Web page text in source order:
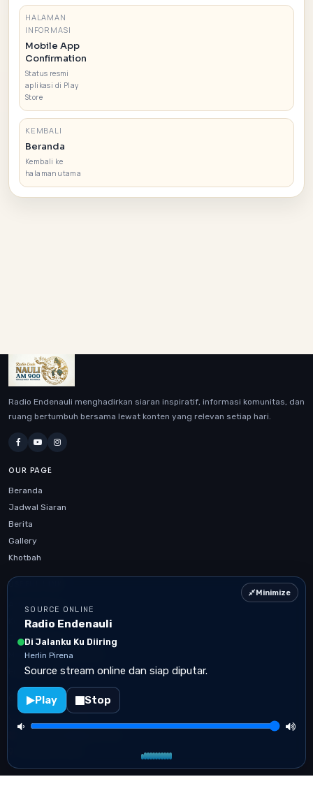
HALAMAN
INFORMASI
Mobile App
Confirmation
Status resmi
aplikasi di Play
Store
KEMBALI
Beranda
Kembali ke
halaman utama
Radio Endenauli menghadirkan siaran inspiratif, informasi komunitas, dan
ruang bertumbuh bersama lewat konten yang relevan setiap hari.
OUR PAGE
Beranda
Jadwal Siaran
Berita
Gallery
Khotbah
USEFUL LINK
Kontak
Jadwal Siaran
Mobile App Confirmation
Privacy Policy
CONTACT US
Minimize
SOURCE ONLINE
Radio Endenauli
Di Jalanku Ku Diiring
Herlin Pirena
Source stream online dan siap diputar.
Play Stop